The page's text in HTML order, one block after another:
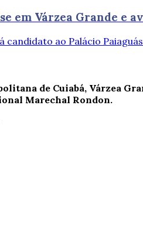
em Várzea Grande e
candidato ao Palácio
de Cuiabá, Várzea
Marechal Rondon.